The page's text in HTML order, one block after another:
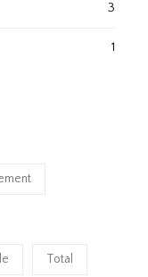
3
1
Total